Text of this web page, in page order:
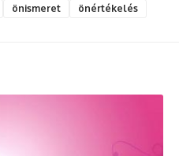
önismeret önértékelés